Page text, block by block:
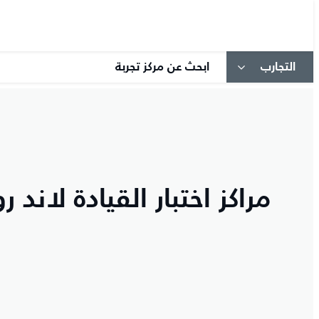
التجارب ابحث عن مركز تجربة
مراكز اختبار القيادة لاند